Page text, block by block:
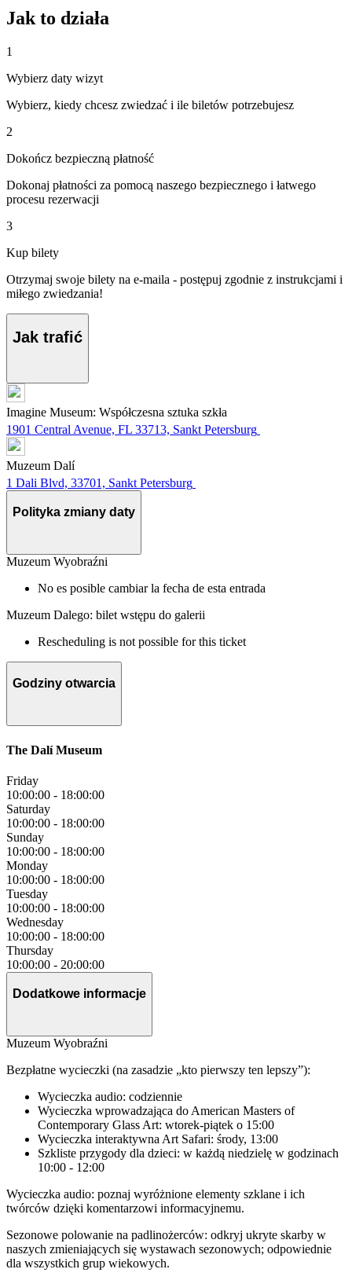
Jak to działa
1
Wybierz daty wizyt
Wybierz, kiedy chcesz zwiedzać i ile biletów potrzebujesz
2
Dokończ bezpieczną płatność
Dokonaj płatności za pomocą naszego bezpiecznego i łatwego
procesu rezerwacji
3
Kup bilety
Otrzymaj swoje bilety na e-maila - postępuj zgodnie z instrukcjami i
miłego zwiedzania!
Jak trafić
Imagine Museum: Współczesna sztuka szkła
1901 Central Avenue, FL 33713, Sankt Petersburg
Muzeum Dalí
1 Dali Blvd, 33701, Sankt Petersburg
Polityka zmiany daty
Muzeum Wyobraźni
No es posible cambiar la fecha de esta entrada
Muzeum Dalego: bilet wstępu do galerii
Rescheduling is not possible for this ticket
Godziny otwarcia
The Dalí Museum
Friday
10:00:00 - 18:00:00
Saturday
10:00:00 - 18:00:00
Sunday
10:00:00 - 18:00:00
Monday
10:00:00 - 18:00:00
Tuesday
10:00:00 - 18:00:00
Wednesday
10:00:00 - 18:00:00
Thursday
10:00:00 - 20:00:00
Dodatkowe informacje
Muzeum Wyobraźni
Bezpłatne wycieczki (na zasadzie „kto pierwszy ten lepszy”):
Wycieczka audio: codziennie
Wycieczka wprowadzająca do American Masters of
Contemporary Glass Art: wtorek-piątek o 15:00
Wycieczka interaktywna Art Safari: środy, 13:00
Szkliste przygody dla dzieci: w każdą niedzielę w godzinach
10:00 - 12:00
Wycieczka audio: poznaj wyróżnione elementy szklane i ich
twórców dzięki komentarzowi informacyjnemu.
Sezonowe polowanie na padlinożerców: odkryj ukryte skarby w
naszych zmieniających się wystawach sezonowych; odpowiednie
dla wszystkich grup wiekowych.